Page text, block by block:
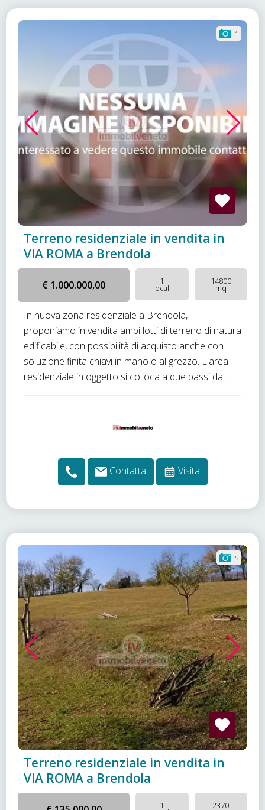
1
Terreno residenziale in vendita in
VIA ROMA a Brendola
€ 1.000.000,00 1
locali
14800
mq
In nuova zona residenziale a Brendola,
proponiamo in vendita ampi lotti di terreno di natura
edificabile, con possibilità di acquisto anche con
soluzione finita chiavi in mano o al grezzo. L'area
residenziale in oggetto si colloca a due passi da...
Contatta Visita
5
Terreno residenziale in vendita in
VIA ROMA a Brendola
1 2370